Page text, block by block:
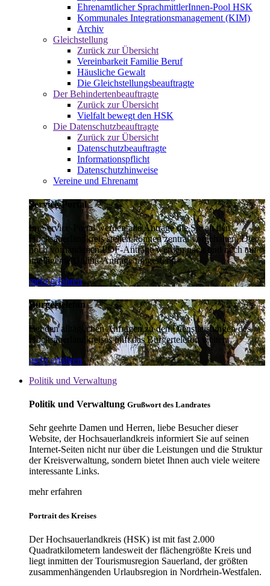
Ehrenamtlicher SprachmittlerInnen-Pool HSK
Kommunales Integrationsmanagement (KIM)
Archiv
Gleichstellung
Zurück zur Übersicht
Vereinbarkeit Familie Beruf
Häusliche Gewalt
Die Gleichstellungsbeauftragte
Der Behindertenbeauftragte
Zurück zur Übersicht
Vielfalt bewegt den HSK
Die Datenschutzbeauftragte
Zurück zur Übersicht
Datenschutzbeauftragte
Informationspflicht
Datenschutzhinweise
Vereine und Ehrenamt
Service-Portal
Im Service-Portal werden alle Anträge die Sie an den
Hochsauerlandkreis stellen können zentral vorgehalten. Die
noch vorhandenen PDF-Anträge werden nach und nach auf
intelligente Online-Anträge umgestellt.
mehr erfahren
Bürgertelefon
Bei den alltäglichen Anfragen zu den Dienstleistungen des
Hochsauerlandkreises hilft das Bürgertelefon weiter.
mehr erfahren
Politik und Verwaltung
Politik und Verwaltung Grußwort des Landrates
Sehr geehrte Damen und Herren, liebe Besucher dieser
Website, der Hochsauerlandkreis informiert Sie auf seinen
Internet-Seiten nicht nur über die Leistungen und die Struktur
der Kreisverwaltung, sondern bietet Ihnen auch viele weitere
interessante Links.
mehr erfahren
Portrait des Kreises
Der Hochsauerlandkreis (HSK) ist mit fast 2.000
Quadratkilometern landesweit der flächengrößte Kreis und
liegt inmitten der Tourismusregion Sauerland, der größten
zusammenhängenden Urlaubsregion in Nordrhein-Westfalen.